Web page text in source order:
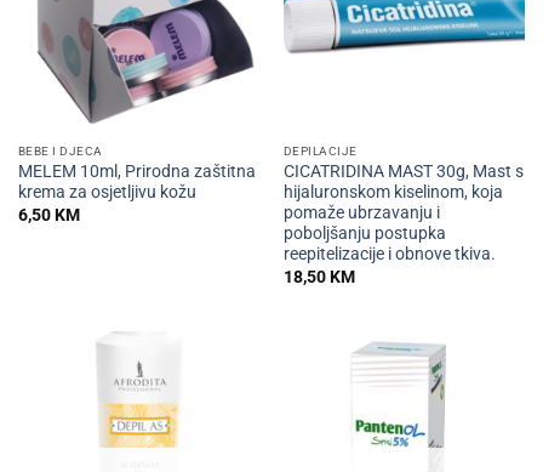
BEBE I DJECA
MELEM 10ml, Prirodna zaštitna
krema za osjetljivu kožu
6,50KM
DEPILACIJE
CICATRIDINA MAST 30g, Mast s
hijaluronskom kiselinom, koja
pomaže ubrzavanju i
poboljšanju postupka
reepitelizacije i obnove tkiva.
18,50KM